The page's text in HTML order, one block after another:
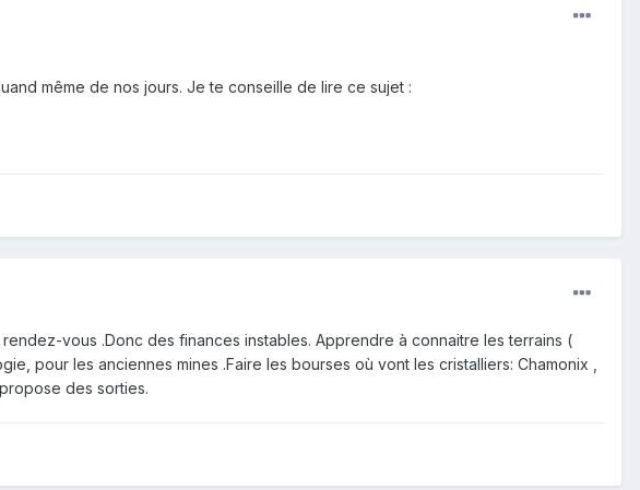
même de nos jours. Je te conseille de lire ce sujet :
vous .Donc des finances instables. Apprendre à connaitre les terrains (
pour les anciennes mines .Faire les bourses où vont les cristalliers: Chamonix ,
des sorties.